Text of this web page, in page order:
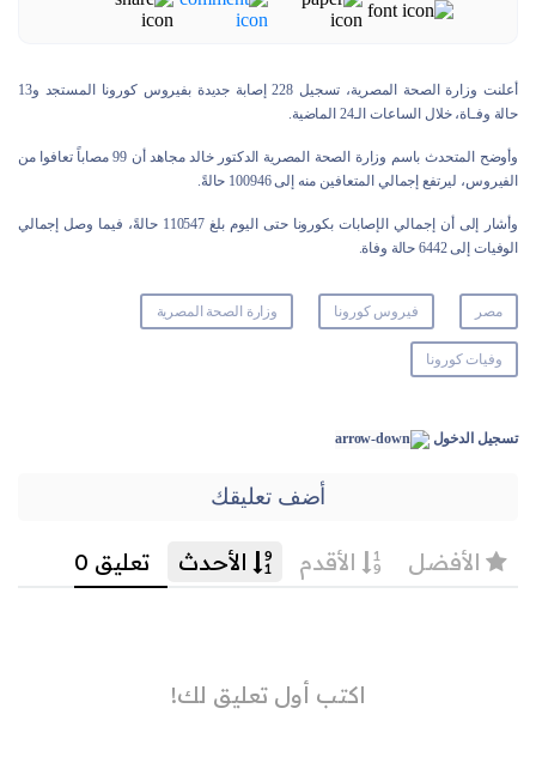
أعلنت وزارة الصحة المصرية، تسجيل 228 إصابة جديدة بفيروس كورونا المستجد و13
حالة وفـاة، خلال الساعات الـ24 الماضية.
وأوضح المتحدث باسم وزارة الصحة المصرية الدكتور خالد مجاهد أن 99 مصاباً تعافوا من
الفيروس، ليرتفع إجمالي المتعافين منه إلى 100946 حالةً.
وأشار إلى أن إجمالي الإصابات بكورونا حتى اليوم بلغ 110547 حالةً، فيما وصل إجمالي
الوفيات إلى 6442 حالة وفاة.
مصر فيروس كورونا وزارة الصحة المصرية
وفيات كورونا
تسجيل الدخول
أضف تعليقك